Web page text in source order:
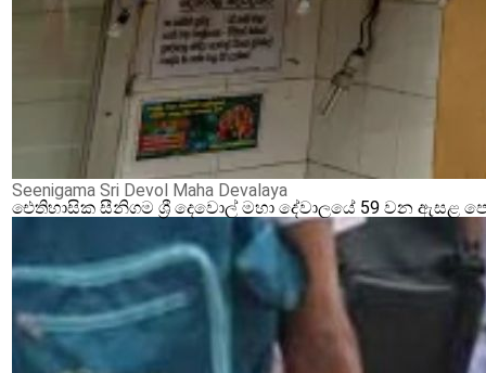
Seenigama Sri Devol Maha Devalaya
ඓතිහාසික සීනිගම ශ්‍රී දෙවොල් මහා දේවාලයේ 59 වන ඇසළ